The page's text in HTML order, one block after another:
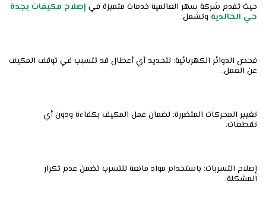
حيث تقدم شركة سهر العالمية خدمات متميزة في إصلاح مكيفات بجدة
حي الخالدية وتشمل:
فحص الدوائر الكهربائية: لتحديد أي أعطال قد تتسبب في توقف المكيف
عن العمل.
تغيير المحركات المتضررة: لضمان عمل المكيف بكفاءة ودون أي
تقطعات.
إصلاح التسربات: باستخدام مواد مانعة للتسرب تضمن عدم تكرار
المشكلة.